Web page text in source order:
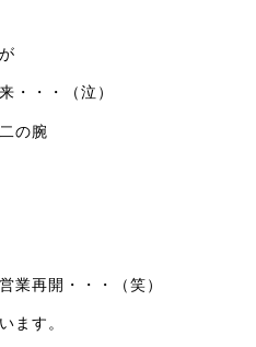
・・・（泣）
の腕
業再開・・・（笑）
ます。